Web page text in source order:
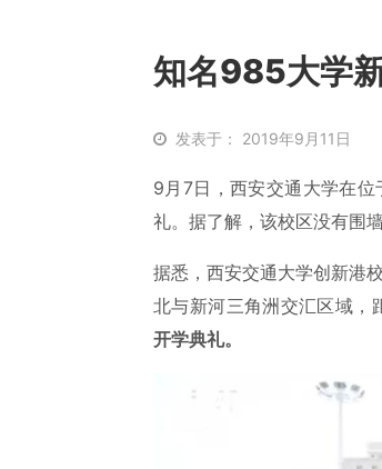
知名​985大学
发表于： 2019年9月11日
9月7日，西安交通大学在位
礼。据了解，该校区没有围
据悉，西安交通大学创新港
北与新河三角洲交汇区域，
开学典礼。